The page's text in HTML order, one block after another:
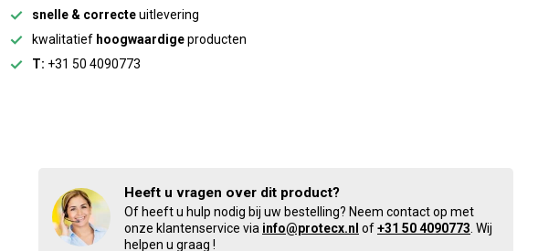
snelle & correcteuitlevering
kwalitatief hoogwaardigeproducten
T: +31 50 4090773
Heeft u vragen over dit product?
Of heeft u hulp nodig bij uw bestelling? Neem contact op met
onze klantenservice via info@protecx.nl of+31 50 4090773 . Wij
helpen u graag !